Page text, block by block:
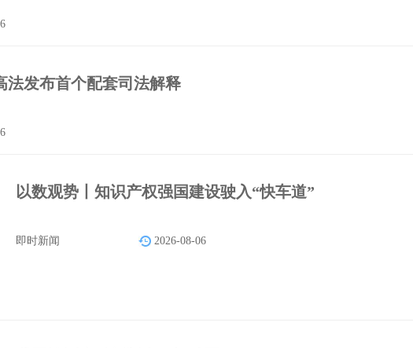
法发布首个配套司法解释
以数观势丨知识产权强国建设驶入“快车道”
即时新闻 2026-08-06